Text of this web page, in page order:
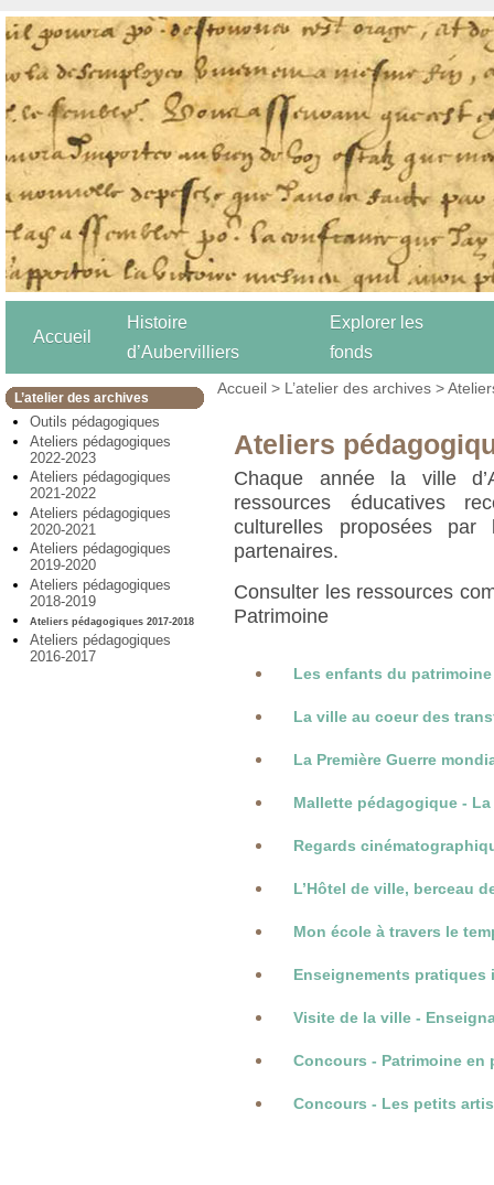
Accueil
Histoire
d’Aubervilliers
Explorer les
fonds
L’atelier des archives
Outils pédagogiques
Ateliers pédagogiques
2022-2023
Ateliers pédagogiques
2021-2022
Ateliers pédagogiques
2020-2021
Ateliers pédagogiques
2019-2020
Ateliers pédagogiques
2018-2019
Ateliers pédagogiques 2017-2018
Ateliers pédagogiques
2016-2017
Accueil > L’atelier des archives >
Ateliers
Chaque année la ville
ressources éducatives
culturelles proposées
partenaires.
Consulter les ressources
Patrimoine
Les enfants du
La ville au coeur des
La Première Guerre
Mallette pédagogique -
Regards
L’Hôtel de ville, berceau
Mon école à travers le
Enseignements
Visite de la ville -
Concours - Patrimoine en
Concours - Les petits